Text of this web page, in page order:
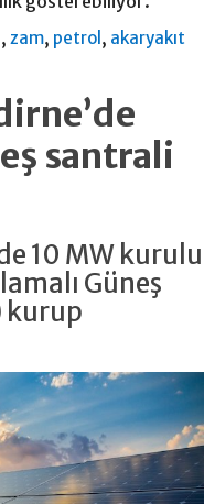
, zam, petrol , akaryakıt
santrali
10 MW kurulu
Güneş
kurup